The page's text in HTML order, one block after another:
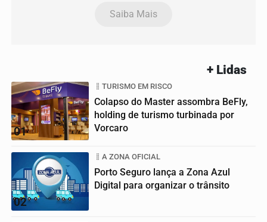
Saiba Mais
+ Lidas
01
TURISMO EM RISCO
Colapso do Master assombra BeFly,
holding de turismo turbinada por
Vorcaro
02
A ZONA OFICIAL
Porto Seguro lança a Zona Azul
Digital para organizar o trânsito